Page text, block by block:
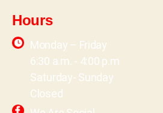
Hours
Monday – Friday
6:30 a.m. - 4:00 p.m
Saturday- Sunday
Closed